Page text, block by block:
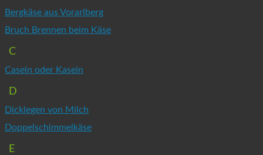
Bergkäse aus Vorarlberg
Bruch Brennen beim Käse
C
Casein oder Kasein
D
Dicklegen von Milch
Doppelschimmelkäse
E